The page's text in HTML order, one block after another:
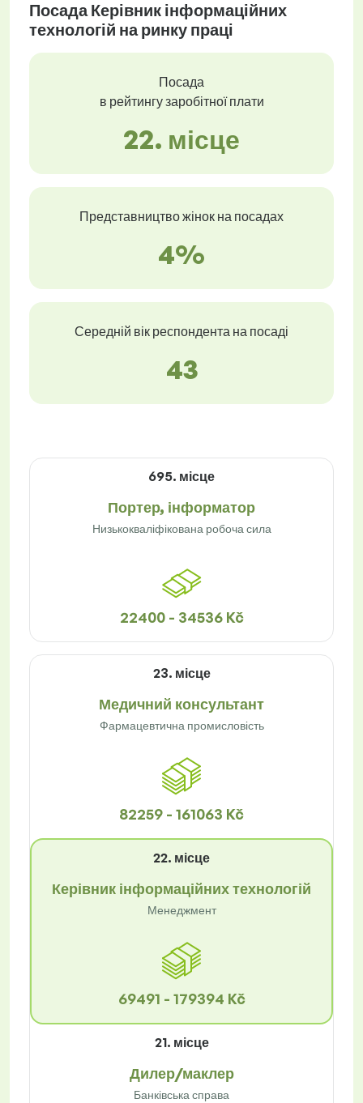
Посада Керівник інформаційних
технологій на ринку праці
Посада
в рейтингу заробітної плати
22. місце
Представництво жінок на посадах
4%
Середній вік респондента на посаді
43
695. місце
Портер, інформатор
Низькокваліфікована робоча сила
22400 - 34536 Kč
23. місце
Медичний консультант
Фармацевтична промисловість
82259 - 161063 Kč
22. місце
Керівник інформаційних технологій
Менеджмент
69491 - 179394 Kč
21. місце
Дилер/маклер
Банківська справа